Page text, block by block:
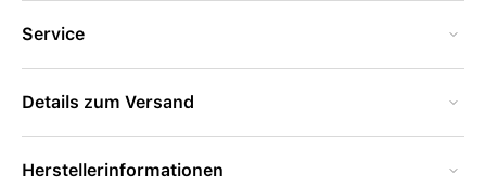
Service
Details zum Versand
Herstellerinformationen